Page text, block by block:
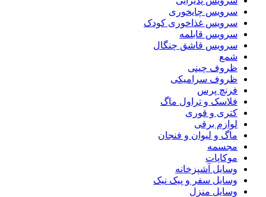
سرویس چایخوری
سرویس غذاخوری کودک
سرویس قابلمه
سرویس قاشق چنگال
شمع
ظروف چینی
ظروف سرامیکی
فرنچ پرس
فلاسک و تراول ماگ
کتری و قوری
لوازم برقی
ماگ و لیوان و فنجان
مجسمه
موکاپات
وسایل آشپزخانه
وسایل سفر و پیک نیک
وسایل منزل